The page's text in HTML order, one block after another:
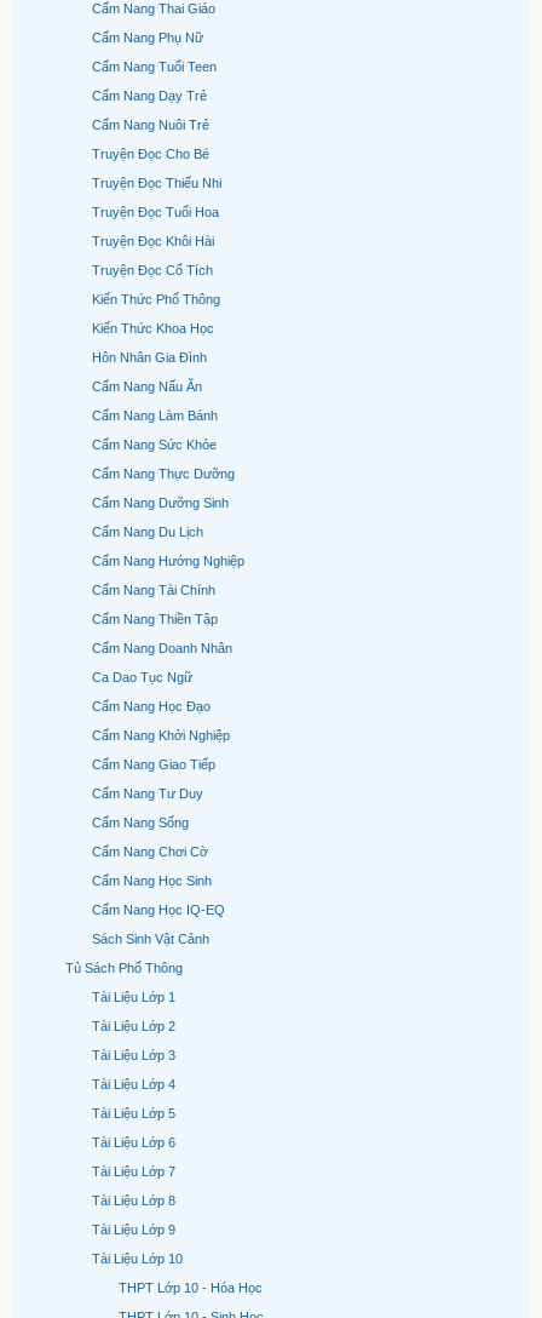
Cẩm Nang Thai Giáo
Cẩm Nang Phụ Nữ
Cẩm Nang Tuổi Teen
Cẩm Nang Dạy Trẻ
Cẩm Nang Nuôi Trẻ
Truyện Đọc Cho Bé
Truyện Đọc Thiếu Nhi
Truyện Đọc Tuổi Hoa
Truyện Đọc Khôi Hài
Truyện Đọc Cổ Tích
Kiến Thức Phổ Thông
Kiến Thức Khoa Học
Hôn Nhân Gia Đình
Cẩm Nang Nấu Ăn
Cẩm Nang Làm Bánh
Cẩm Nang Sức Khỏe
Cẩm Nang Thực Dưỡng
Cẩm Nang Dưỡng Sinh
Cẩm Nang Du Lịch
Cẩm Nang Hướng Nghiệp
Cẩm Nang Tài Chính
Cẩm Nang Thiền Tập
Cẩm Nang Doanh Nhân
Ca Dao Tục Ngữ
Cẩm Nang Học Đạo
Cẩm Nang Khởi Nghiệp
Cẩm Nang Giao Tiếp
Cẩm Nang Tư Duy
Cẩm Nang Sống
Cẩm Nang Chơi Cờ
Cẩm Nang Học Sinh
Cẩm Nang Học IQ-EQ
Sách Sinh Vật Cảnh
Tủ Sách Phổ Thông
Tài Liệu Lớp 1
Tài Liệu Lớp 2
Tài Liệu Lớp 3
Tài Liệu Lớp 4
Tài Liệu Lớp 5
Tài Liệu Lớp 6
Tài Liệu Lớp 7
Tài Liệu Lớp 8
Tài Liệu Lớp 9
Tài Liệu Lớp 10
THPT Lớp 10 - Hóa Học